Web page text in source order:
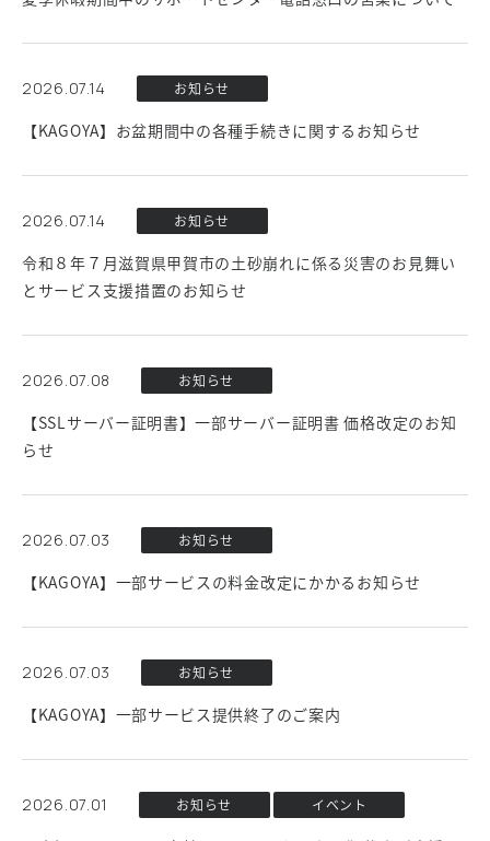
2026.07.14 お知らせ
【KAGOYA】お盆期間中の各種手続きに関するお知らせ
2026.07.14 お知らせ
令和８年７月滋賀県甲賀市の土砂崩れに係る災害のお見舞い
とサービス支援措置のお知らせ
2026.07.08 お知らせ
【SSLサーバー証明書】一部サーバー証明書 価格改定のお知
らせ
2026.07.03 お知らせ
【KAGOYA】一部サービスの料金改定にかかるお知らせ
2026.07.03 お知らせ
【KAGOYA】一部サービス提供終了のご案内
2026.07.01 お知らせ イベント